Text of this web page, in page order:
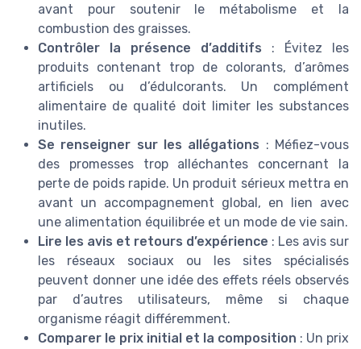
avant pour soutenir le métabolisme et la
combustion des graisses.
Contrôler la présence d’additifs : Évitez les
produits contenant trop de colorants, d’arômes
artificiels ou d’édulcorants. Un complément
alimentaire de qualité doit limiter les substances
inutiles.
Se renseigner sur les allégations : Méfiez-vous
des promesses trop alléchantes concernant la
perte de poids rapide. Un produit sérieux mettra en
avant un accompagnement global, en lien avec
une alimentation équilibrée et un mode de vie sain.
Lire les avis et retours d’expérience : Les avis sur
les réseaux sociaux ou les sites spécialisés
peuvent donner une idée des effets réels observés
par d’autres utilisateurs, même si chaque
organisme réagit différemment.
Comparer le prix initial et la composition : Un prix